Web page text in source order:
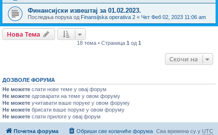
Финансијски извештај за 01.02.2023.
Последња порука од Finansijska operativa 2 « Чет Феб 02, 2023 11:06 am
Нова Тема
18 тема • Страница 1 од 1
Скочи на
ДОЗВОЛЕ ФОРУМА
Не можете слати нове теме у овај форум
Не можете одговарати на теме у овом форуму
Не можете учитавати ваше поруке у овом форуму
Не можете брисати ваше поруке у овом форуму
Не можете слати прилоге у овај форум
Почетна форума Сва времена су у UTC
Обриши све колачиће форума